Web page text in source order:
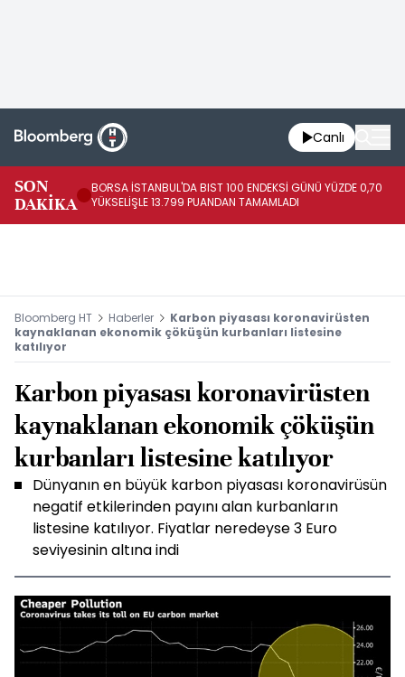
Canlı
SON
DAKİKA
BORSA İSTANBUL'DA BIST 100 ENDEKSİ GÜNÜ YÜZDE 0,70
YÜKSELİŞLE 13.799 PUANDAN TAMAMLADI
Bloomberg HT Haberler
Karbon piyasası koronavirüsten
kaynaklanan ekonomik çöküşün kurbanları listesine
katılıyor
Karbon piyasası koronavirüsten
kaynaklanan ekonomik çöküşün
kurbanları listesine katılıyor
Dünyanın en büyük karbon piyasası koronavirüsün
negatif etkilerinden payını alan kurbanların
listesine katılıyor. Fiyatlar neredeyse 3 Euro
seviyesinin altına indi